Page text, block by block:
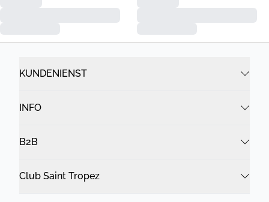
KUNDENIENST
INFO
B2B
Club Saint Tropez